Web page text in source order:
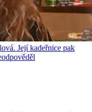
Její kadeřnice pak